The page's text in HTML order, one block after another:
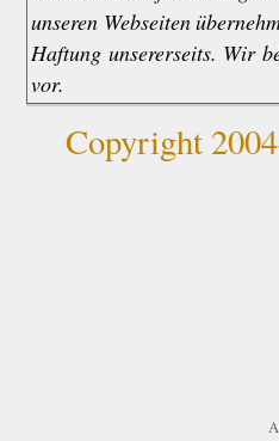
unseren Webseiten
Haftung unsererseits. Wir
vor.
Copyright